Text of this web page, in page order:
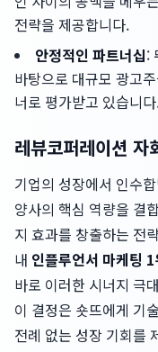
전략을 제공합니다.
안정적인 파트너십:
바탕으로 대규모 광고
너로 평가받고 있습니
레뷰코퍼레이션
기업의 성장에서 인수
양사의 핵심 역량을 결
지 효과를 창출하는 전
내 인플루언서 마케팅 1
바로 이러한 시너지 극
이 결정은 숏뜨에게 기
전례 없는 성장 기회를